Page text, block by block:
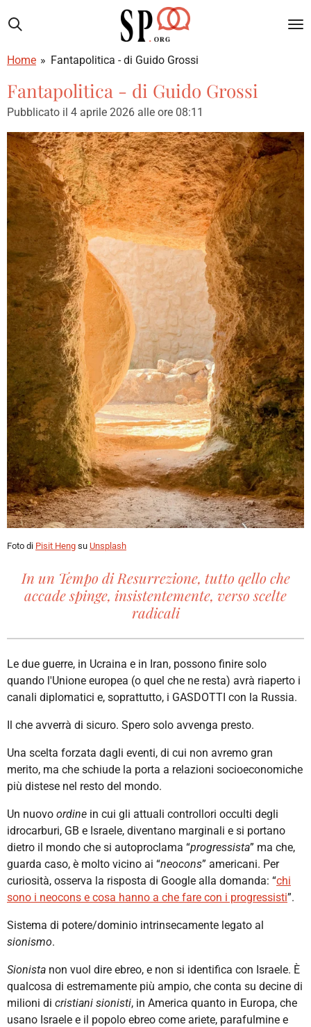
al
principale
Home » Fantapolitica - di Guido Grossi
Fantapolitica - di Guido Grossi
Pubblicato il 4 aprile 2026 alle ore 08:11
Foto di Pisit Heng su Unsplash
In un Tempo di Resurrezione, tutto qello che
accade spinge, insistentemente, verso scelte
radicali
Le due guerre, in Ucraina e in Iran, possono finire solo
quando l'Unione europea (o quel che ne resta) avrà riaperto i
canali diplomatici e, soprattutto, i GASDOTTI con la Russia.
Il che avverrà di sicuro. Spero solo avvenga presto.
Una scelta forzata dagli eventi, di cui non avremo gran
merito, ma che schiude la porta a relazioni socioeconomiche
più distese nel resto del mondo.
Un nuovo ordine in cui gli attuali controllori occulti degli
idrocarburi, GB e Israele, diventano marginali e si portano
dietro il mondo che si autoproclama “progressista” ma che,
guarda caso, è molto vicino ai “neocons” americani. Per
curiosità, osserva la risposta di Google alla domanda: “chi
sono i neocons e cosa hanno a che fare con i progressisti”.
Sistema di potere/dominio intrinsecamente legato al
sionismo.
Sionista non vuol dire ebreo, e non si identifica con Israele. È
qualcosa di estremamente più ampio, che conta su decine di
milioni di cristiani sionisti, in America quanto in Europa, che
usano Israele e il popolo ebreo come ariete, parafulmine e